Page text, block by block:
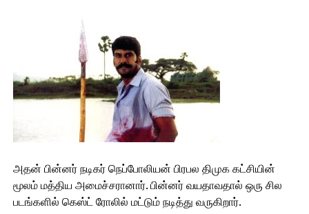
அதன் பின்னர் நடிகர் நெப்போலியன் பிரபல திமுக கட்சியின்
மூலம் மத்திய அமைச்சரானார். பின்னர் வயதாவதால் ஒரு சில
படங்களில் கெஸ்ட் ரோலில் மட்டும் நடித்து வருகிறார்.